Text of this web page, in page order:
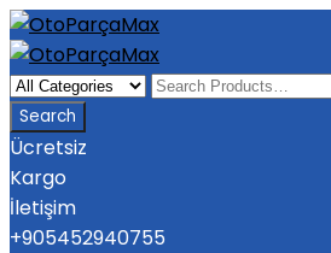
Ücretsiz
Kargo
İletişim
+905452940755